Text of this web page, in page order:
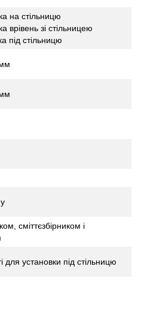
на стільницю
врівень зі стільницею
під стільницю
сміттєзбірником і
для установки під стільницю